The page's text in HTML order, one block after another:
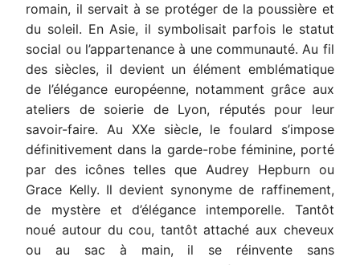
romain, il servait à se protéger de la poussière et
du soleil. En Asie, il symbolisait parfois le statut
social ou l’appartenance à une communauté. Au fil
des siècles, il devient un élément emblématique
de l’élégance européenne, notamment grâce aux
ateliers de soierie de Lyon, réputés pour leur
savoir-faire. Au XXe siècle, le foulard s’impose
définitivement dans la garde-robe féminine, porté
par des icônes telles que Audrey Hepburn ou
Grace Kelly. Il devient synonyme de raffinement,
de mystère et d’élégance intemporelle. Tantôt
noué autour du cou, tantôt attaché aux cheveux
ou au sac à main, il se réinvente sans